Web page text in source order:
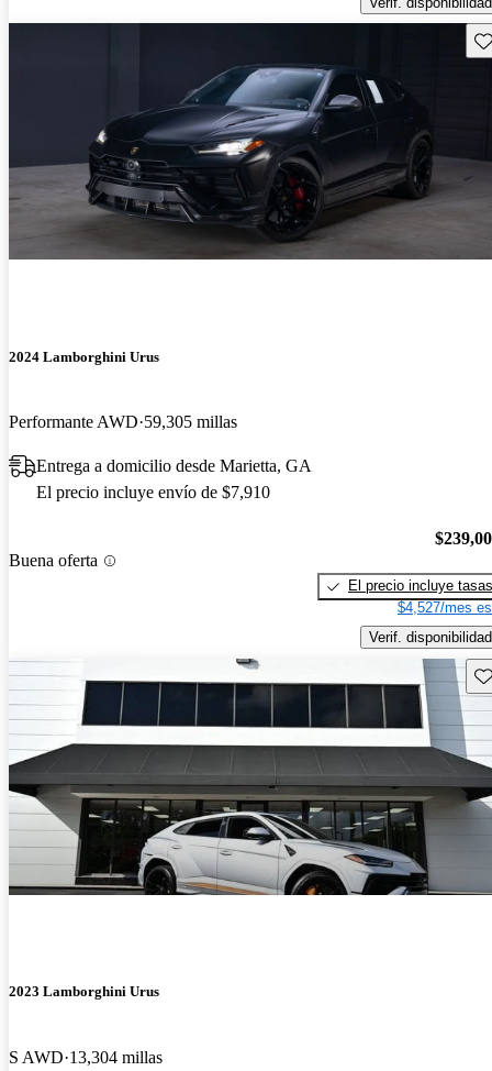
2024 Lamborghini Urus
Performante AWD 59,305 millas
Entrega a domicilio desde Marietta, GA
El precio incluye envío de $7,910
Buena oferta
El precio incluye tasas
$4,527/mes
Verif. disponibilidad
2023 Lamborghini Urus
S AWD 13,304 millas